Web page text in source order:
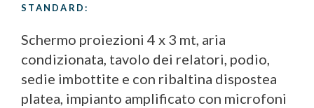
STANDARD:
Schermo proiezioni 4 x 3 mt, aria
condizionata, tavolo dei relatori, podio,
sedie imbottite e con ribaltina dispostea
platea, impianto amplificato con microfoni